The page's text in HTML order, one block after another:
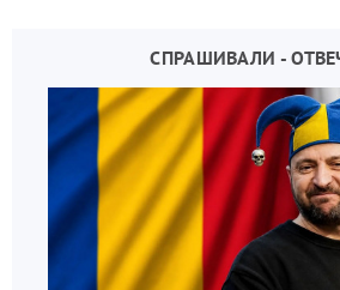
СПРАШИВАЛИ -